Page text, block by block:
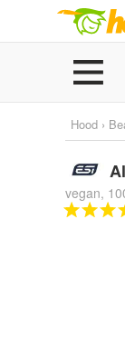
Hood ›
vegan,